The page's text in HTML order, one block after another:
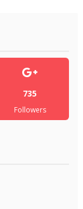
735
Followers